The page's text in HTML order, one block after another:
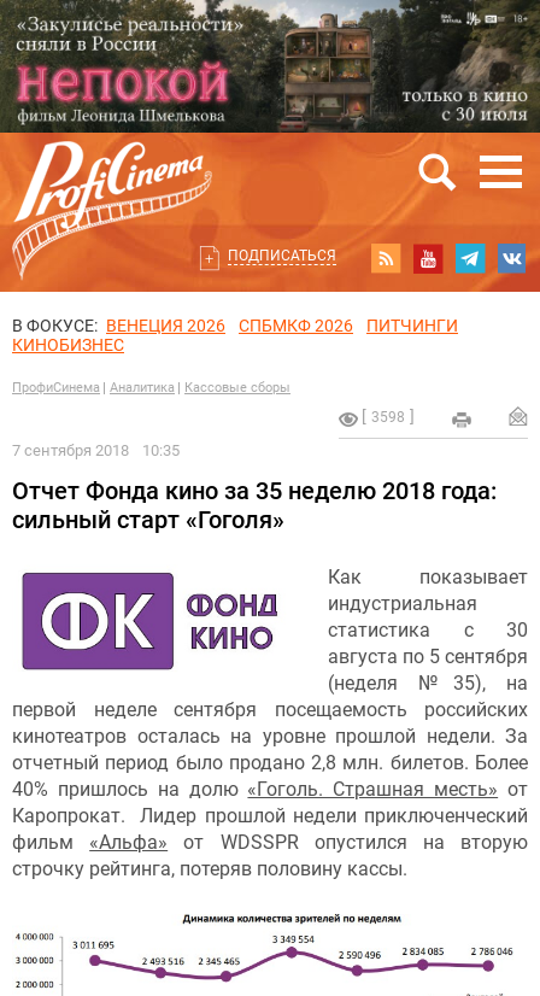
ПОДПИСАТЬСЯ
В ФОКУСЕ: ВЕНЕЦИЯ 2026 СПБМКФ 2026
ПИТЧИНГИ
КИНОБИЗНЕС
ПрофиСинема Аналитика Кассовые сборы
3598
7 сентября 2018 10:35
Отчет Фонда кино за 35 неделю 2018 года:
сильный старт «Гоголя»
Как показывает
индустриальная
статистика с 30
августа по 5 сентября
(неделя №35), на
первой неделе сентября посещаемость российских
кинотеатров осталась на уровне прошлой недели. За
отчетный период было продано 2,8 млн. билетов. Более
40% пришлось на долю «Гоголь. Страшная месть» от
Каропрокат. Лидер прошлой недели приключенческий
фильм «Альфа» от WDSSPR опустился на вторую
строчку рейтинга, потеряв половину кассы.